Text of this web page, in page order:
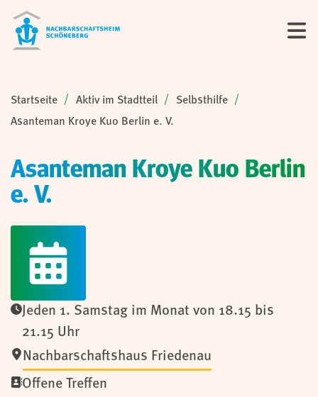
Sie sind hier:
Startseite Aktiv im Stadtteil
Selbsthilfe
Asanteman Kroye Kuo Berlin e. V.
Asanteman Kroye Kuo Berlin
e. V.
Jeden 1. Samstag im Monat von 18.15 bis
21.15 Uhr
Nachbarschaftshaus Friedenau
Offene Treffen